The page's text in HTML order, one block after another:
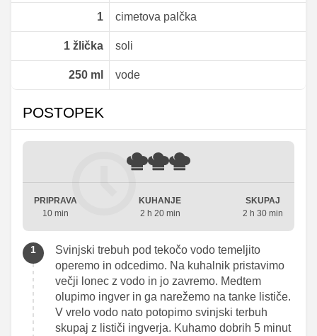
1 cimetova palčka
1žlička soli
250ml vode
POSTOPEK
PRIPRAVA
10 min
KUHANJE
2 h 20 min
SKUPAJ
2 h 30 min
Svinjski trebuh pod tekočo vodo temeljito
operemo in odcedimo. Na kuhalnik pristavimo
večji lonec z vodo in jo zavremo. Medtem
olupimo ingver in ga narežemo na tanke lističe.
V vrelo vodo nato potopimo svinjski terbuh
skupaj z lističi ingverja. Kuhamo dobrih 5 minut